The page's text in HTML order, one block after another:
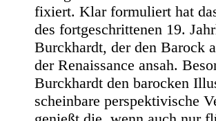
fixiert. Klar formuliert hat
des fortgeschrittenen 19.
Burckhardt, der den Barock
der Renaissance ansah.
Burckhardt den barocken
scheinbare perspektivische